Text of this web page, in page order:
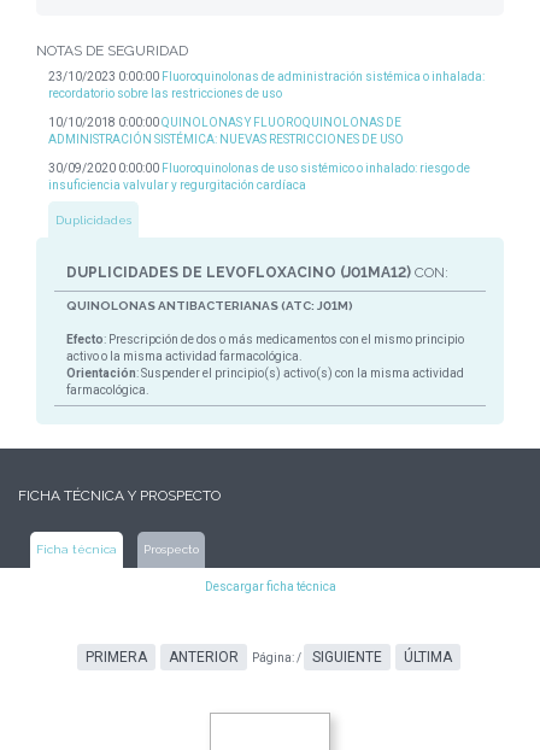
NOTAS DE SEGURIDAD
23/10/2023 0:00:00 Fluoroquinolonas de administración sistémica o inhalada:
recordatorio sobre las restricciones de uso
10/10/2018 0:00:00QUINOLONAS Y FLUOROQUINOLONAS DE
ADMINISTRACIÓN SISTÉMICA: NUEVAS RESTRICCIONES DE USO
30/09/2020 0:00:00 Fluoroquinolonas de uso sistémico o inhalado: riesgo de
insuficiencia valvular y regurgitación cardíaca
Duplicidades
DUPLICIDADES DE LEVOFLOXACINO (J01MA12) CON:
QUINOLONAS ANTIBACTERIANAS (ATC: J01M)
Efecto: Prescripción de dos o más medicamentos con el mismo principio
activo o la misma actividad farmacológica.
Orientación: Suspender el principio(s) activo(s) con la misma actividad
farmacológica.
FICHA TÉCNICA Y PROSPECTO
Ficha técnica Prospecto
Descargar ficha técnica
PRIMERA ANTERIOR Página:/ SIGUIENTE ÚLTIMA